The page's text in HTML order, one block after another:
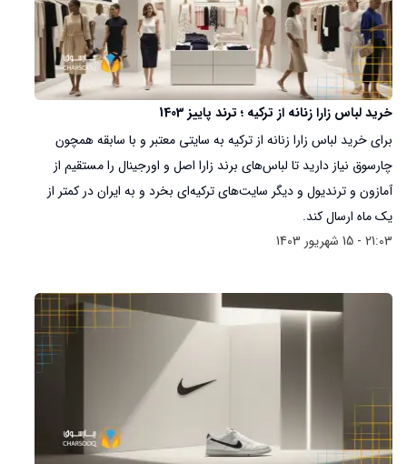
خرید لباس زارا زنانه از ترکیه ؛ ترند پاییز 1403
برای خرید لباس زارا زنانه از ترکیه به سایتی معتبر و با سابقه همچون
چارسوق نیاز دارید تا لباس‌های برند زارا اصل و اورجینال را مستقیم از
آمازون و ترندیول و دیگر سایت‌های ترکیه‌ای بخرد و به ایران در کمتر از
یک ماه ارسال کند.
21:03 - 15 شهریور 1403